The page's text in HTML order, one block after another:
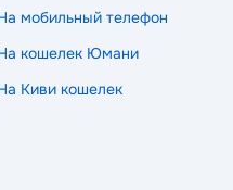
мобильный телефон
кошелек Юмани
Киви кошелек